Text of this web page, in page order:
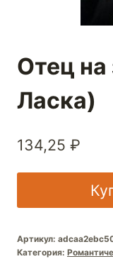
Отец на
Ласка)
134,25 ₽
Артикул:
Категория: